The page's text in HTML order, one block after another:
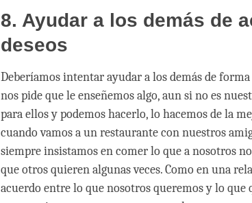
8. Ayudar a los demás de
deseos
Deberíamos intentar ayudar a los demás de forma
nos pide que le enseñemos algo, aun si no es
para ellos y podemos hacerlo, lo hacemos de la
cuando vamos a un restaurante con nuestros
siempre insistamos en comer lo que a nosotros
que otros quieren algunas veces. Como en una
acuerdo entre lo que nosotros queremos y lo